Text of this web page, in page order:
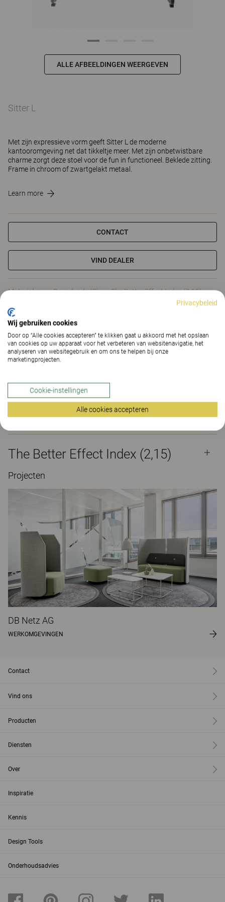
ALLE AFBEELDINGEN WEERGEVEN
Sitter L
Met zijn expressieve vorm geeft Sitter L de moderne
kantooromgeving net dat tikkeltje meer. Met zijn onbetwistbare
charme zorgt deze stoel voor de fun in functioneel. Beklede zitting.
Frame in chroom of zwartgelakt metaal.
Learn more
CONTACT
VIND DEALER
Materialen Downloads (7) The Better Effect Index (2,15)
Certificaten
Materialen
Downloads (7)
The Better Effect Index (2,15)
Projecten
DB Netz AG
WERKOMGEVINGEN
Contact
Vind ons
Producten
Diensten
Over
Inspiratie
Kennis
Design Tools
Onderhoudsadvies
Privacybeleid
Wij gebruiken cookies
Door op “Alle cookies accepteren” te klikken gaat u akkoord met het opslaan
van cookies op uw apparaat voor het verbeteren van websitenavigatie, het
analyseren van websitegebruik en om ons te helpen bij onze
marketingprojecten.
Cookie-instellingen
Alle cookies accepteren